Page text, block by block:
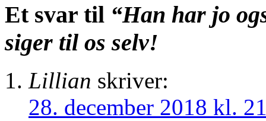
Et svar til “Han har jo
siger til os selv!
Lillian skriver:
28. december 2018 kl.